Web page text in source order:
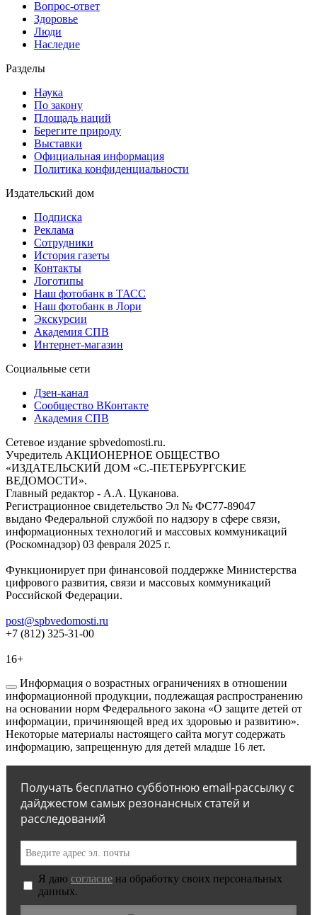
Вопрос-ответ
Здоровье
Люди
Наследие
Разделы
Наука
По закону
Площадь наций
Берегите природу
Выставки
Официальная информация
Политика конфиденциальности
Издательский дом
Подписка
Реклама
Сотрудники
История газеты
Контакты
Логотипы
Наш фотобанк в ТАСС
Наш фотобанк в Лори
Экскурсии
Академия СПВ
Интернет-магазин
Социальные сети
Дзен-канал
Сообщество ВКонтакте
Академия СПВ
Сетевое издание spbvedomosti.ru.
Учредитель АКЦИОНЕРНОЕ ОБЩЕСТВО
«ИЗДАТЕЛЬСКИЙ ДОМ «С.-ПЕТЕРБУРГСКИЕ
ВЕДОМОСТИ».
Главный редактор - А.А. Цуканова.
Регистрационное свидетельство Эл № ФС77-89047
выдано Федеральной службой по надзору в сфере связи,
информационных технологий и массовых коммуникаций
(Роскомнадзор) 03 февраля 2025 г.
Функционирует при финансовой поддержке Министерства
цифрового развития, связи и массовых коммуникаций
Российской Федерации.
post@spbvedomosti.ru
+7 (812) 325-31-00
16+
Информация о возрастных ограничениях в отношении
информационной продукции, подлежащая распространению
на основании норм Федерального закона «О защите детей от
информации, причиняющей вред их здоровью и развитию».
Некоторые материалы настоящего сайта могут содержать
информацию, запрещенную для детей младше 16 лет.
Получать бесплатно субботнюю email-рассылку с
дайджестом самых резонансных статей и
расследований
Я даю согласие на обработку своих персональных
данных.